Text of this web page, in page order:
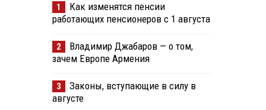
1
Как изменятся пенсии
работающих пенсионеров с 1 августа
2
Владимир Джабаров — о том,
зачем Европе Армения
3
Законы, вступающие в силу в
августе